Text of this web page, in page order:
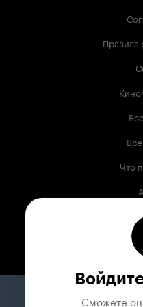
Правила
Что
Сможете